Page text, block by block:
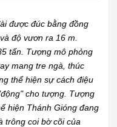
được đúc bằng đồng
độ vươn ra 16 m.
tấn. Tượng mô phỏng
mang tre ngà, thúc
thể hiện sự cách điệu
cho tượng. Tượng
hiện Thánh Gióng đang
trông coi bờ cõi của